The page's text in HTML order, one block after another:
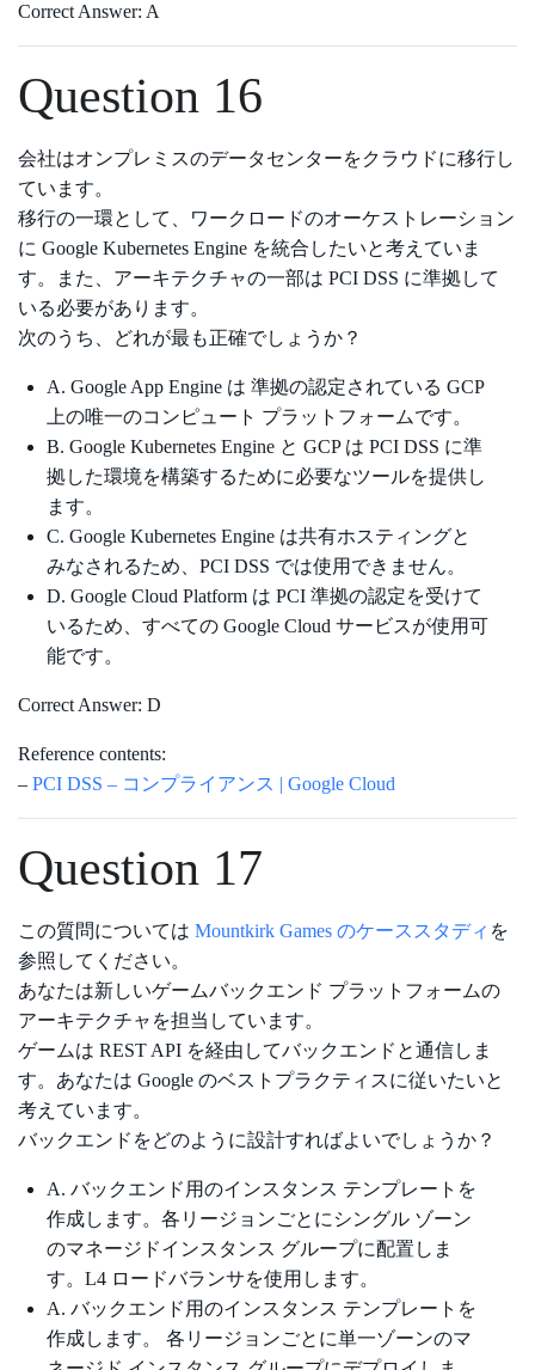
Correct Answer: A
Question 16
会社はオンプレミスのデータセンターをクラウドに移行し
ています。
移行の一環として、ワークロードのオーケストレーション
に Google Kubernetes Engine を統合したいと考えていま
す。また、アーキテクチャの一部は PCI DSS に準拠して
いる必要があります。
次のうち、どれが最も正確でしょうか？
A. Google App Engine は 準拠の認定されている GCP
上の唯一のコンピュート プラットフォームです。
B. Google Kubernetes Engine と GCP は PCI DSS に準
拠した環境を構築するために必要なツールを提供し
ます。
C. Google Kubernetes Engine は共有ホスティングと
みなされるため、PCI DSS では使用できません。
D. Google Cloud Platform は PCI 準拠の認定を受けて
いるため、すべての Google Cloud サービスが使用可
能です。
Correct Answer: D
Reference contents:
– PCI DSS – コンプライアンス | Google Cloud
Question 17
この質問については Mountkirk Games のケーススタディ を
参照してください。
あなたは新しいゲームバックエンド プラットフォームの
アーキテクチャを担当しています。
ゲームは REST API を経由してバックエンドと通信しま
す。あなたは Google のベストプラクティスに従いたいと
考えています。
バックエンドをどのように設計すればよいでしょうか？
A. バックエンド用のインスタンス テンプレートを
作成します。各リージョンごとにシングル ゾーン
のマネージドインスタンス グループに配置しま
す。L4 ロードバランサを使用します。
A. バックエンド用のインスタンス テンプレートを
作成します。 各リージョンごとに単一ゾーンのマ